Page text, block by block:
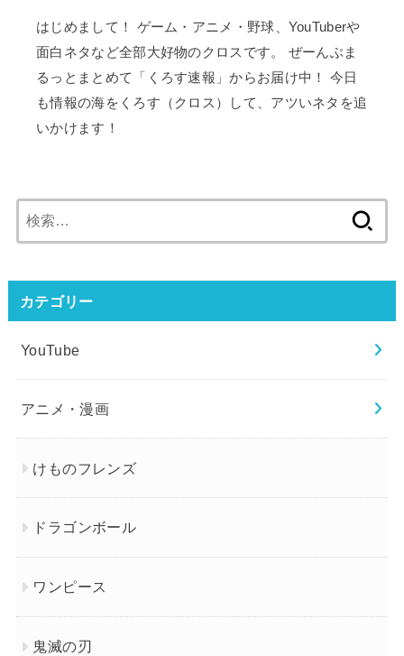
はじめまして！ ゲーム・アニメ・野球、YouTuberや
面白ネタなど全部大好物のクロスです。 ぜーんぶま
るっとまとめて「くろす速報」からお届け中！ 今日
も情報の海をくろす（クロス）して、アツいネタを追
いかけます！
索:
カテゴリー
YouTube
アニメ・漫画
けものフレンズ
ドラゴンボール
ワンピース
鬼滅の刃